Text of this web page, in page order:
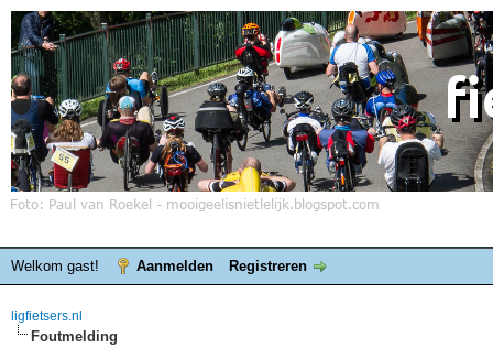
Welkom gast! Aanmelden Registreren
ligfietsers.nl
Foutmelding